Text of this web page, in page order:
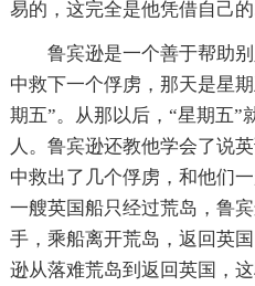
易的，这完全是他凭借自己
鲁宾逊是一个善于帮助
中救下一个俘虏，那天是星
期五”。从那以后，“星期五”
人。鲁宾逊还教他学会了说
中救出了几个俘虏，和他们
一艘英国船只经过荒岛，鲁
手，乘船离开荒岛，返回英
逊从落难荒岛到返回英国，